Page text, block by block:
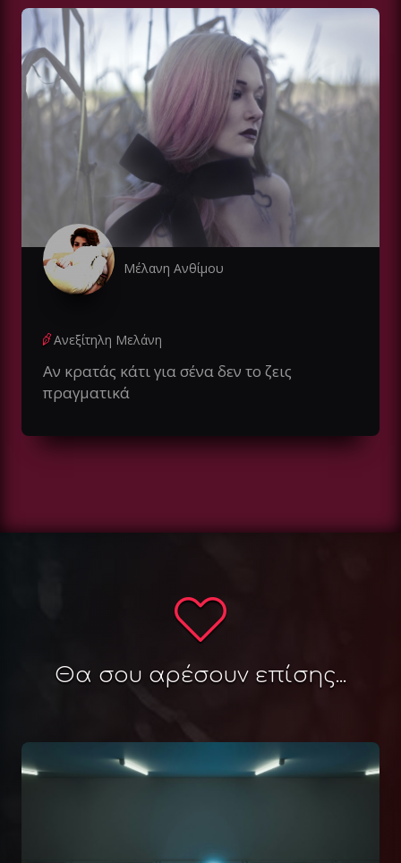
Μέλανη Ανθίμου
Ανεξίτηλη Mελάνη
Αν κρατάς κάτι για σένα δεν το ζεις
πραγματικά
Θα σου αρέσουν επίσης...